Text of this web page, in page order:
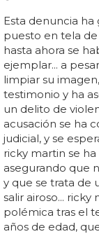
Esta denuncia
puesto en tela de
hasta ahora se
ejemplar... a
limpiar su
testimonio y ha
un delito de
acusación se ha
judicial, y se
ricky martin se
asegurando que
y que se trata de
salir airoso...
polémica tras el
años de edad,